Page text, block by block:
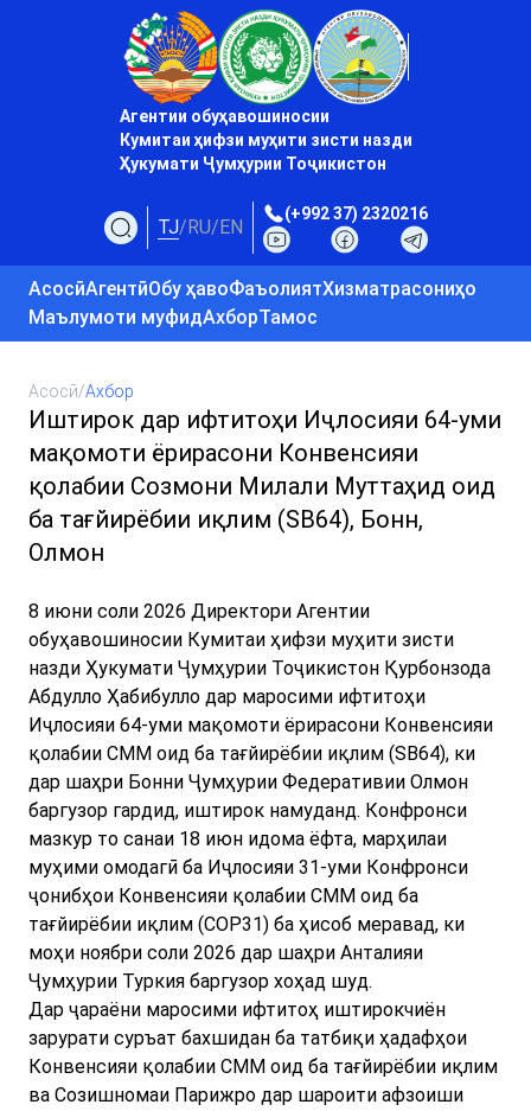
Агентии обуҳавошиносии
Кумитаи ҳифзи муҳити зисти назди
Ҳукумати Ҷумҳурии Тоҷикистон
TJ/RU/EN
(+992 37) 2320216
АсосӣАгентӣОбу ҳавоФаъолиятХизматрасониҳо
Маълумоти муфидАхборТамос
Асосӣ/Ахбор
Иштирок дар ифтитоҳи Иҷлосияи 64-уми
мақомоти ёрирасони Конвенсияи
қолабии Созмони Милали Муттаҳид оид
ба тағйирёбии иқлим (SB64), Бонн,
Олмон
8 июни соли 2026 Директори Агентии
обуҳавошиносии Кумитаи ҳифзи муҳити зисти
назди Ҳукумати Ҷумҳурии Тоҷикистон Қурбонзода
Абдулло Ҳабибулло дар маросими ифтитоҳи
Иҷлосияи 64-уми мақомоти ёрирасони Конвенсияи
қолабии СММ оид ба тағйирёбии иқлим (SB64), ки
дар шаҳри Бонни Ҷумҳурии Федеративии Олмон
баргузор гардид, иштирок намуданд. Конфронси
мазкур то санаи 18 июн идома ёфта, марҳилаи
муҳими омодагӣ ба Иҷлосияи 31-уми Конфронси
ҷонибҳои Конвенсияи қолабии СММ оид ба
тағйирёбии иқлим (COP31) ба ҳисоб меравад, ки
моҳи ноябри соли 2026 дар шаҳри Анталияи
Ҷумҳурии Туркия баргузор хоҳад шуд.
Дар ҷараёни маросими ифтитоҳ иштирокчиён
зарурати суръат бахшидан ба татбиқи ҳадафҳои
Конвенсияи қолабии СММ оид ба тағйирёбии иқлим
ва Созишномаи Парижро дар шароити афзоиши